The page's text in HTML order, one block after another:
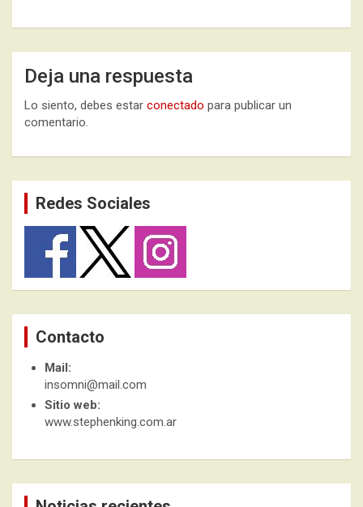
Deja una respuesta
Lo siento, debes estar conectado para publicar un
comentario.
Redes Sociales
Contacto
Mail:
insomni@mail.com
Sitio web:
www.stephenking.com.ar